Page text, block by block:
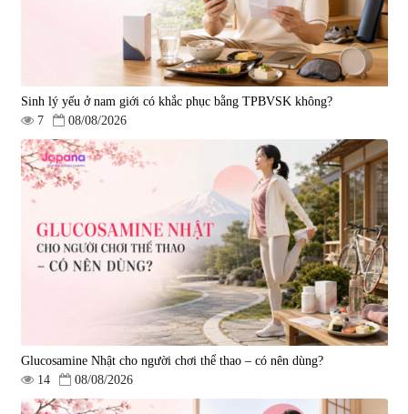
Tẩy tế bào chết Nichiei Bussan
Nano NMN+ Peeling Gel
1.490.000 đ
Viên uống hỗ trợ bền thành
mạch, ngừa tai biến Elastin Plus
& Nattokinase Hokoen 80 viên
|0
980.000 đ
Sinh lý yếu ở nam giới có khắc phục bằng TPBVSK không?
7
08/08/2026
Glucosamine Nhật cho người chơi thể thao – có nên dùng?
14
08/08/2026